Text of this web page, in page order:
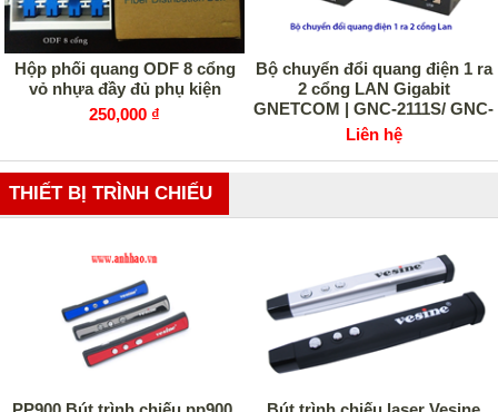
Hộp phối quang ODF 8 cổng
vỏ nhựa đầy đủ phụ kiện
250,000 ₫
Bộ chuyển đổi quang điện 1 ra
2 cổng LAN Gigabit
GNETCOM | GNC-2111S/ GNC-
2112S
Liên hệ
THIẾT BỊ TRÌNH CHIẾU